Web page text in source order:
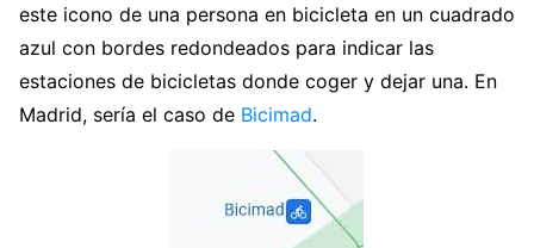
este icono de una persona en bicicleta en un cuadrado
azul con bordes redondeados para indicar las
estaciones de bicicletas donde coger y dejar una. En
Madrid, sería el caso de Bicimad.